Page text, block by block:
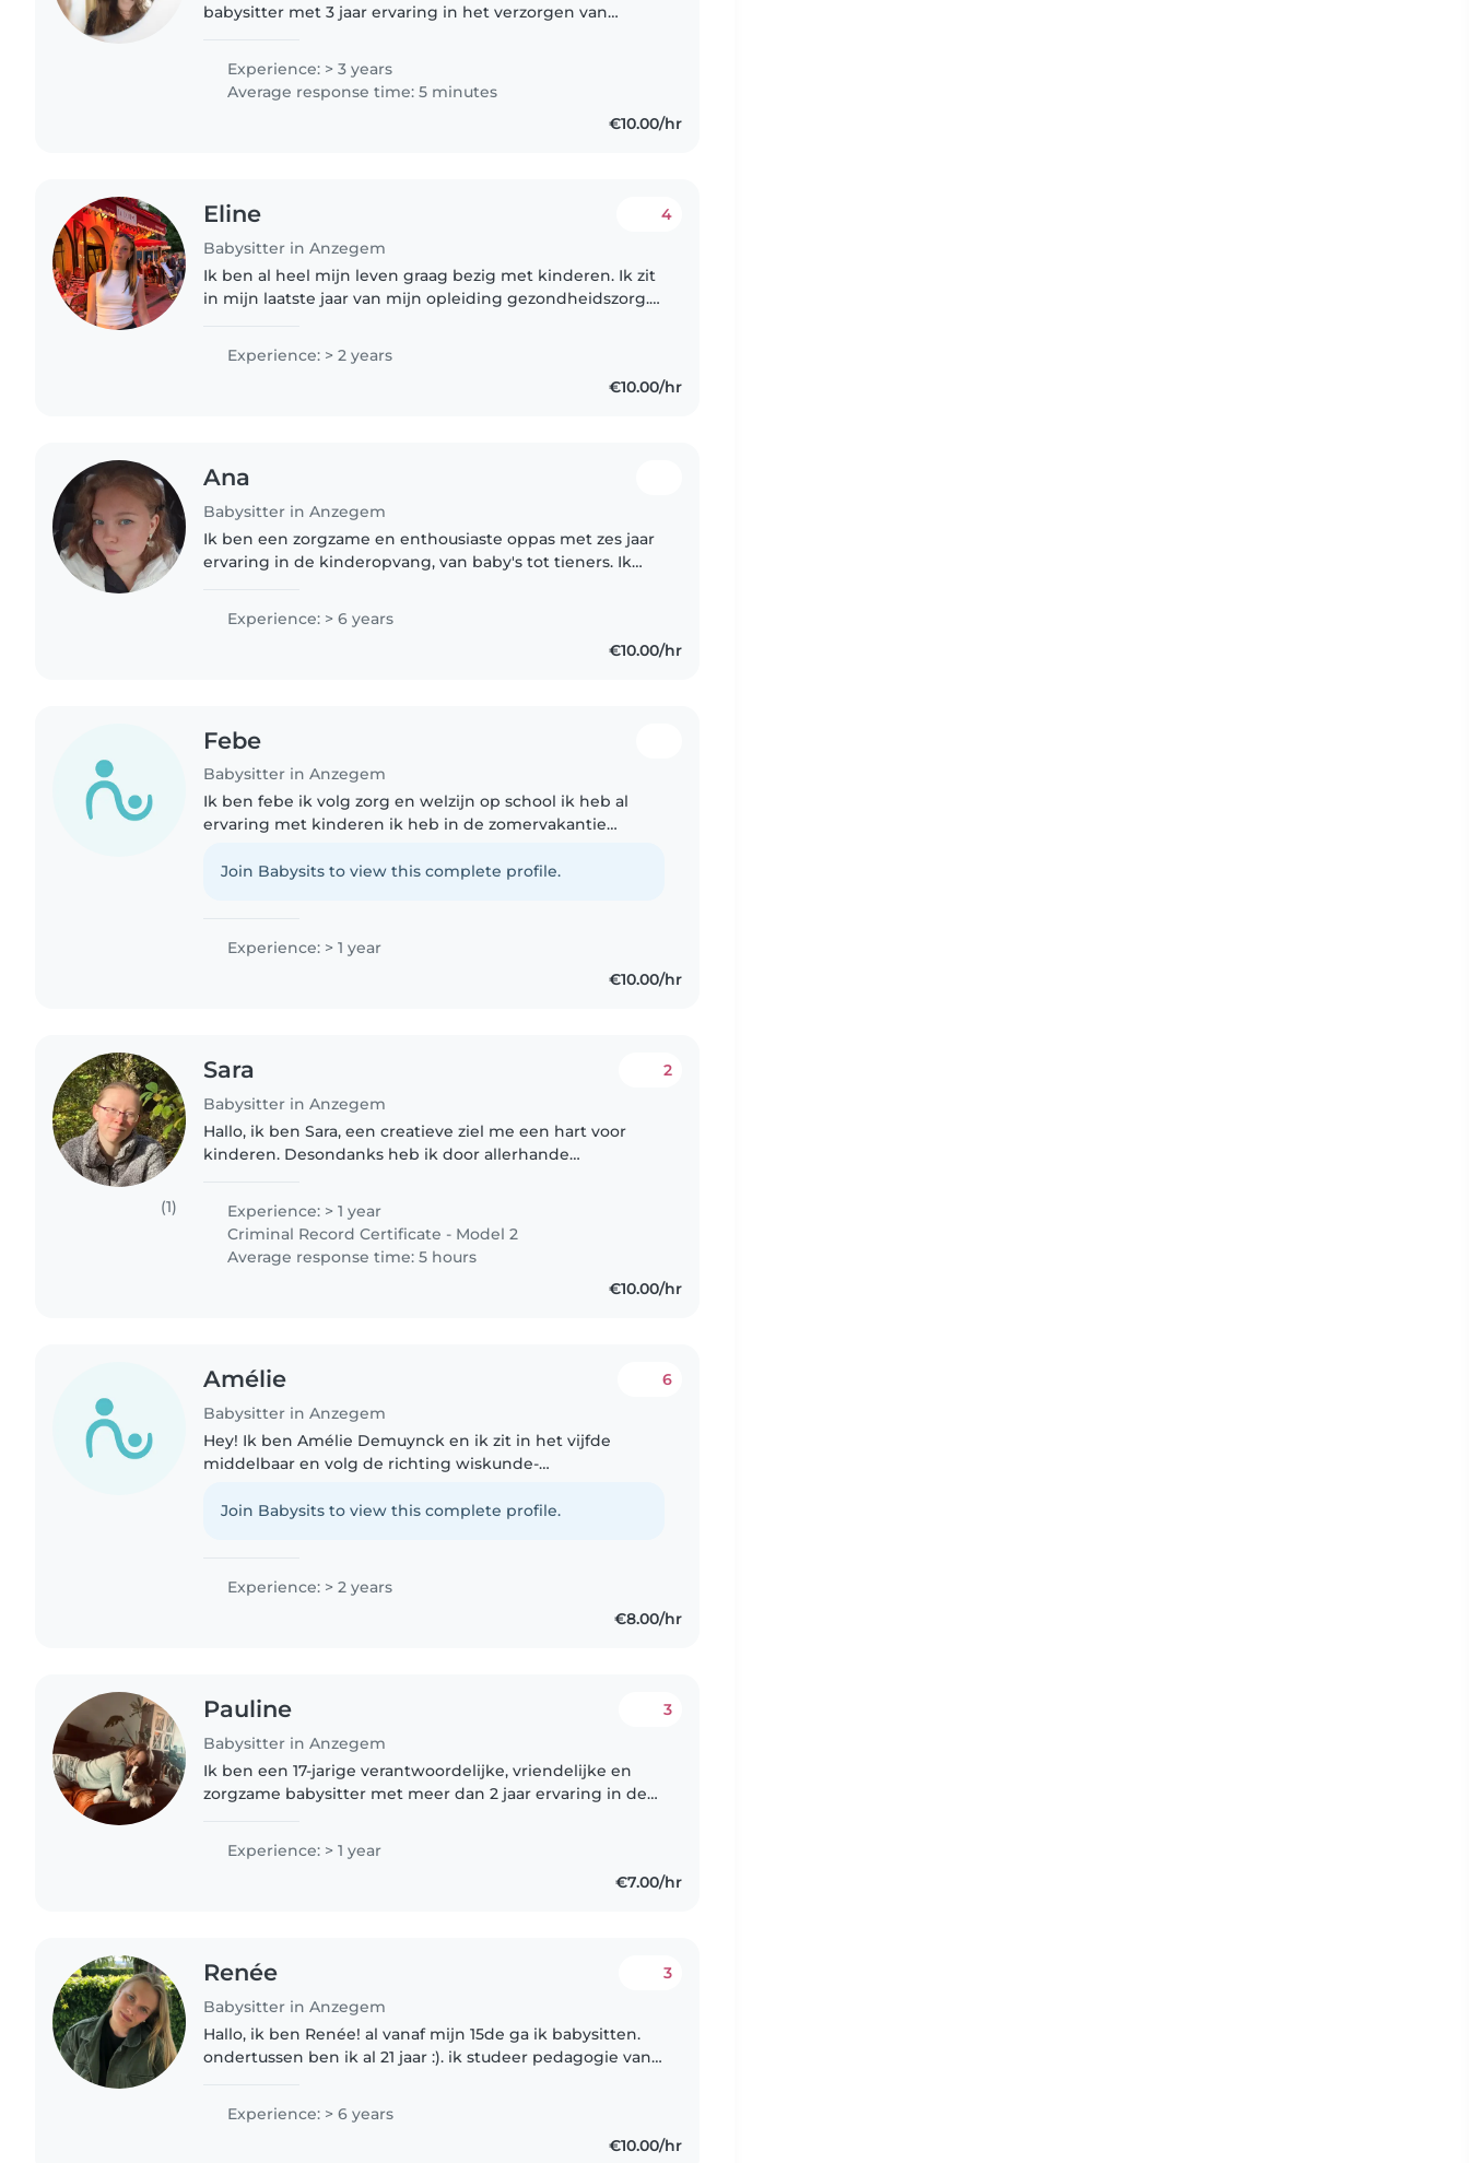
babysitter met 3 jaar ervaring in het verzorgen van
zorgzaam en verantwoordelijk,..
Experience: > 3 years
Average response time: 5 minutes
€10.00/hr
Eline
Babysitter in Anzegem
4
Ik ben al heel mijn leven graag bezig met kinderen. Ik zit
in mijn laatste jaar van mijn opleiding gezondheidszorg.
zorgzaam en verantwoordelijk...
Experience: > 2 years
€10.00/hr
Ana
Babysitter in Anzegem
Ik ben een zorgzame en enthousiaste oppas met zes jaar
ervaring in de kinderopvang, van baby's tot tieners. Ik
Experience: > 6 years
€10.00/hr
Febe
Babysitter in Anzegem
Ik ben febe ik volg zorg en welzijn op school ik heb al
ervaring met kinderen ik heb in de zomervakantie
Join Babysits to view this complete profile.
Experience: > 1 year
€10.00/hr
(1)
Sara
Babysitter in Anzegem
2
Hallo, ik ben Sara, een creatieve ziel me een hart voor
kinderen. Desondanks heb ik door allerhande
het weer beter in mijn plannen..
Experience: > 1 year
Criminal Record Certificate - Model 2
Average response time: 5 hours
€10.00/hr
Amélie
Babysitter in Anzegem
6
Hey! Ik ben Amélie Demuynck en ik zit in het vijfde
middelbaar en volg de richting wiskunde-
heb al wat ervaring met babysitten..
Join Babysits to view this complete profile.
Experience: > 2 years
€8.00/hr
Pauline
Babysitter in Anzegem
3
Ik ben een 17-jarige verantwoordelijke, vriendelijke en
zorgzame babysitter met meer dan 2 jaar ervaring in de
Ik heb ervaring..
Experience: > 1 year
€7.00/hr
Renée
Babysitter in Anzegem
3
Hallo, ik ben Renée! al vanaf mijn 15de ga ik babysitten.
ondertussen ben ik al 21 jaar :). ik studeer pedagogie van
Experience: > 6 years
€10.00/hr